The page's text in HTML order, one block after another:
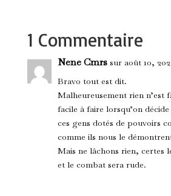
1 Commentaire
Nene Cmrs sur août 10,
Bravo tout est dit.
Malheureusement rien n’est
facile à faire lorsqu’on
ces gens dotés de pouvoirs
comme ils nous le
Mais ne lâchons rien, certes
et le combat sera rude.